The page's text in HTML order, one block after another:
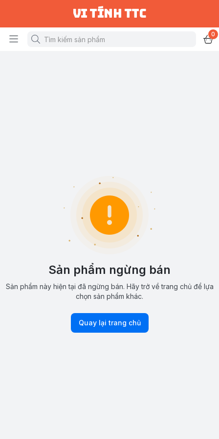
vi tính ttc
0
Sản phẩm ngừng bán
Sản phẩm này hiện tại đã ngừng bán. Hãy trở về trang chủ để lựa
chọn sản phẩm khác.
Quay lại trang chủ